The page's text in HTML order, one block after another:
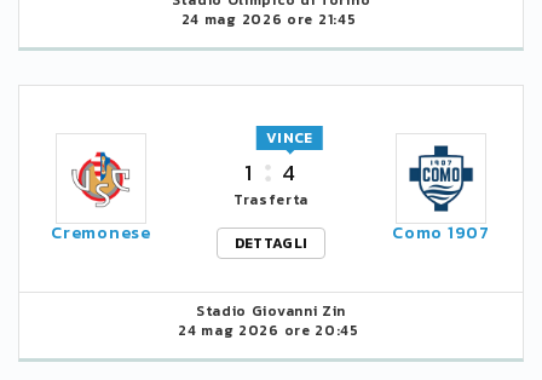
24 mag 2026 ore 21:45
Cremonese
1 4
VINCE
Trasferta
DETTAGLI
Como 1907
Stadio Giovanni Zin
24 mag 2026 ore 20:45